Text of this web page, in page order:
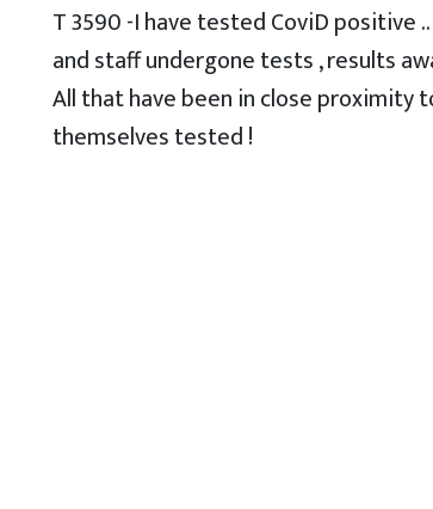
T 3590 -I have tested CoviD
and staff undergone tests , results
All that have been in close proximity
themselves tested !